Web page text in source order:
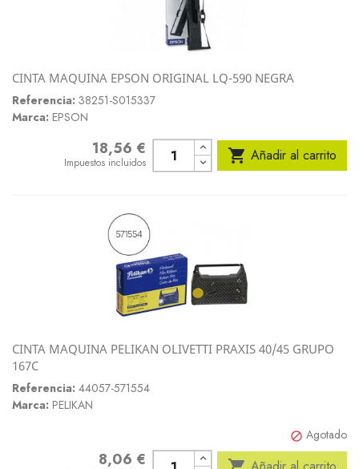
CINTA MAQUINA EPSON ORIGINAL LQ-590 NEGRA
Referencia: 38251-S015337
Marca: EPSON
Precio18,56 €
Impuestos incluidos  Añadir al carrito
CINTA MAQUINA PELIKAN OLIVETTI PRAXIS 40/45 GRUPO
167C
Referencia: 44057-571554
Marca: PELIKAN
 Agotado
8,06 €